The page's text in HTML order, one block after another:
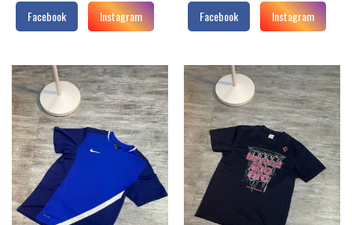
Facebook Instagram Facebook Instagram